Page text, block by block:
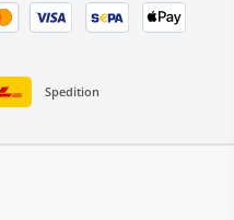
Spedition